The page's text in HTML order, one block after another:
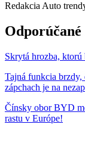
Redakcia Auto
Skrytá hrozba,
Tajná funkcia
zápchach je na
Čínsky obor BYD
rastu v Európe!